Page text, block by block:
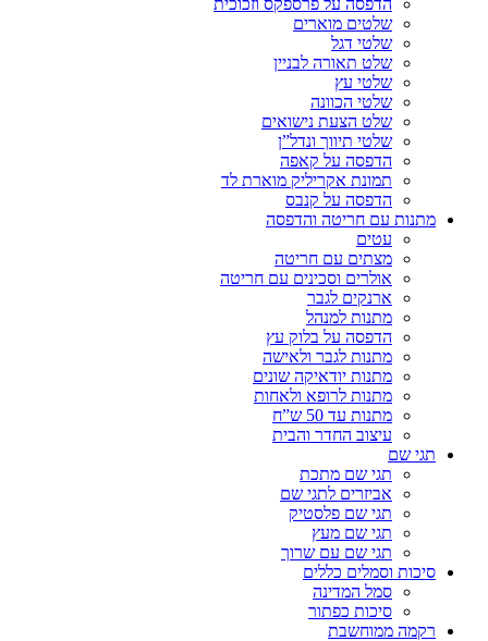
הדפסה על פרספקס וזכוכית
שלטים מוארים
שלטי דגל
שלט תאורה לבניין
שלטי עץ
שלטי הכוונה
שלט הצעת נישואים
שלטי תיווך ונדל”ן
הדפסה על קאפה
תמונת אקריליק מוארת לד
הדפסה על קנבס
מתנות עם חריטה והדפסה
עטים
מצתים עם חריטה
אולרים וסכינים עם חריטה
ארנקים לגבר
מתנות למנהל
הדפסה על בלוק עץ
מתנות לגבר ולאישה
מתנות יודאיקה שונים
מתנות לרופא ולאחות
מתנות עד 50 ש”ח
עיצוב החדר והבית
תגי שם
תגי שם מתכת
אביזרים לתגי שם
תגי שם פלסטיק
תגי שם מעץ
תגי שם עם שרוך
סיכות וסמלים כללים
סמל המדינה
סיכות כפתור
רקמה ממוחשבת